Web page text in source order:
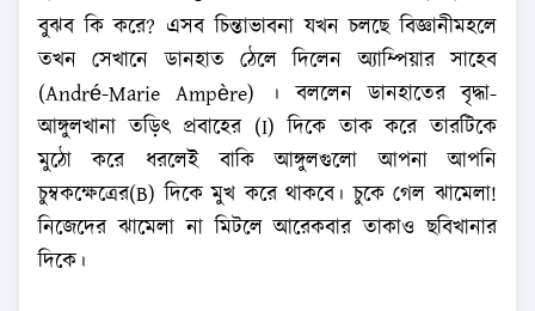
বুঝব কি করে? এসব চিন্তাভাবনা যখন চলছে বিজ্ঞানীমহলে
তখন সেখানে ডানহাত ঠেলে দিলেন অ্যাম্পিয়ার সাহেব
(André-Marie Ampère) । বললেন ডানহাতের বৃদ্ধা-
আঙ্গুলখানা তড়িৎ প্রবাহের (I) দিকে তাক করে তারটিকে
মুঠো করে ধরলেই বাকি আঙ্গুলগুলো আপনা আপনি
চুম্বকক্ষেত্রের(B) দিকে মুখ করে থাকবে। চুকে গেল ঝামেলা!
নিজেদের ঝামেলা না মিটলে আরেকবার তাকাও ছবিখানার
দিকে।